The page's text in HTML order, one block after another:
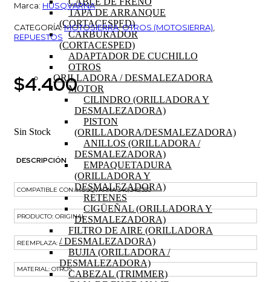
TAPA DE ARRANQUE
(CORTACESPED)
CARBURADOR
(CORTACESPED)
ADAPTADOR DE CUCHILLO
OTROS
ORILLADORA / DESMALEZADORA
MOTOR
CILINDRO (ORILLADORA Y
DESMALEZADORA)
PISTON
(ORILLADORA/DESMALEZADORA)
ANILLOS (ORILLADORA /
DESMALEZADORA)
EMPAQUETADURA
(ORILLADORA Y
DESMALEZADORA)
RETENES
CIGÜEÑAL (ORILLADORA Y
DESMALEZADORA)
FILTRO DE AIRE (ORILLADORA
/ DESMALEZADORA)
BUJIA (ORILLADORA /
DESMALEZADORA)
CABEZAL (TRIMMER)
Marca: HUSQVARNA
CATEGORÍA:MOTOSIERRA,OTROS (MOTOSIERRA)
REPUESTOS
$4.400
Sin Stock
DESCRIPCIÓN
COMPATIBLE CON: HUSQVARNA 340/345/350
PRODUCTO: ORIGINAL
REEMPLAZA: –
MATERIAL: OTROS